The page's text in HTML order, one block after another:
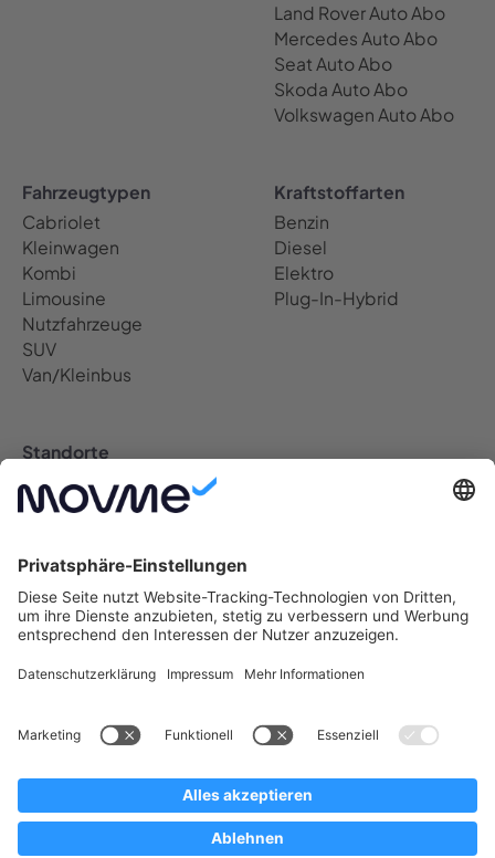
Land Rover Auto Abo
Mercedes Auto Abo
Seat Auto Abo
Skoda Auto Abo
Volkswagen Auto Abo
Fahrzeugtypen
Cabriolet
Kleinwagen
Kombi
Limousine
Nutzfahrzeuge
SUV
Van/Kleinbus
Kraftstoffarten
Benzin
Diesel
Elektro
Plug-In-Hybrid
Standorte
Auto Abo Deutschland
Berlin Auto Abo
Dresden Auto Abo
Düsseldorf Auto Abo
Frankfurt Auto Abo
Hamburg Auto Abo
Köln Auto Abo
München Auto Abo
Stuttgart Auto Abo